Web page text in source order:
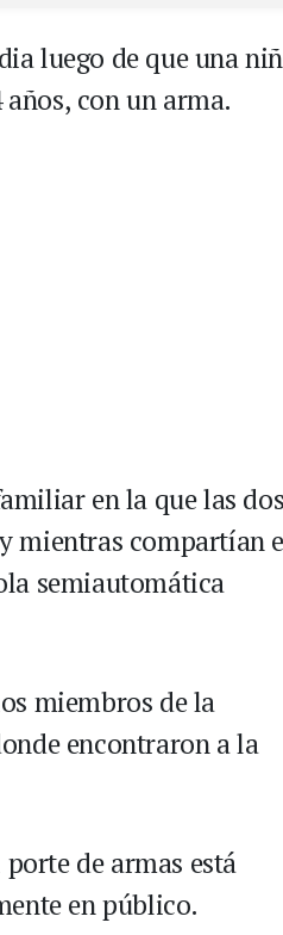
luego de que una
con un arma.
en la que las dos
mientras compartían
semiautomática
miembros de la
encontraron a la
de armas está
en público.